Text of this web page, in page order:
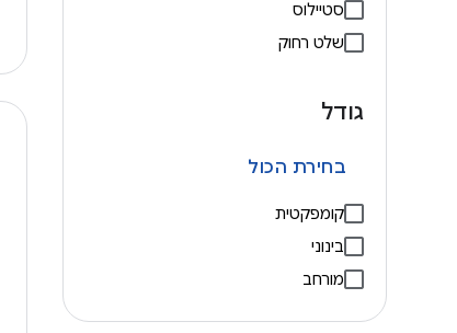
סטיילוס
שלט רחוק
גודל
בחירת הכול
קומפקטית
בינוני
מורחב